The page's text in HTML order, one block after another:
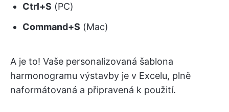
Ctrl+S (PC)
Command+S (Mac)
A je to! Vaše personalizovaná šablona
harmonogramu výstavby je v Excelu, plně
naformátovaná a připravená k použití.